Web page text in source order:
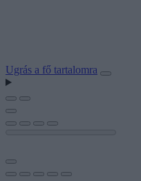
Ugrás a fő tartalomra